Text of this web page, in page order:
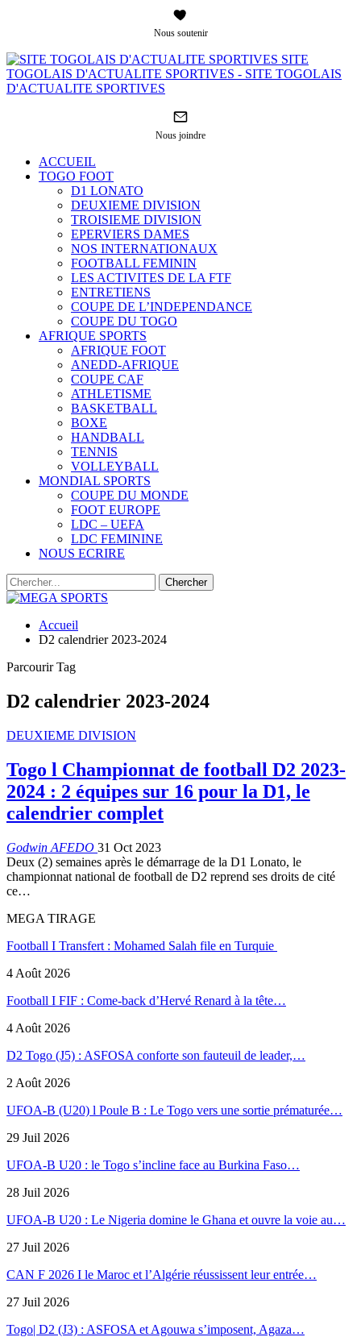
Nous soutenir
SITE
TOGOLAIS D'ACTUALITE SPORTIVES - SITE TOGOLAIS
D'ACTUALITE SPORTIVES
Nous joindre
ACCUEIL
TOGO FOOT
D1 LONATO
DEUXIEME DIVISION
TROISIEME DIVISION
EPERVIERS DAMES
NOS INTERNATIONAUX
FOOTBALL FEMININ
LES ACTIVITES DE LA FTF
ENTRETIENS
COUPE DE L’INDEPENDANCE
COUPE DU TOGO
AFRIQUE SPORTS
AFRIQUE FOOT
ANEDD-AFRIQUE
COUPE CAF
ATHLETISME
BASKETBALL
BOXE
HANDBALL
TENNIS
VOLLEYBALL
MONDIAL SPORTS
COUPE DU MONDE
FOOT EUROPE
LDC – UEFA
LDC FEMININE
NOUS ECRIRE
Accueil
D2 calendrier 2023-2024
Parcourir Tag
D2 calendrier 2023-2024
DEUXIEME DIVISION
Togo l Championnat de football D2 2023-
2024 : 2 équipes sur 16 pour la D1, le
calendrier complet
Godwin AFEDO 31 Oct 2023
Deux (2) semaines après le démarrage de la D1 Lonato, le
championnat national de football de D2 reprend ses droits de cité
ce…
MEGA TIRAGE
Football I Transfert : Mohamed Salah file en Turquie
4 Août 2026
Football I FIF : Come-back d’Hervé Renard à la tête…
4 Août 2026
D2 Togo (J5) : ASFOSA conforte son fauteuil de leader,…
2 Août 2026
UFOA-B (U20) l Poule B : Le Togo vers une sortie prématurée…
29 Juil 2026
UFOA-B U20 : le Togo s’incline face au Burkina Faso…
28 Juil 2026
UFOA-B U20 : Le Nigeria domine le Ghana et ouvre la voie au…
27 Juil 2026
CAN F 2026 I le Maroc et l’Algérie réussissent leur entrée…
27 Juil 2026
Togo| D2 (J3) : ASFOSA et Agouwa s’imposent, Agaza…